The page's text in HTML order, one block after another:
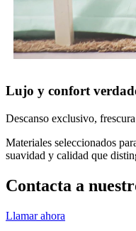
Lujo y confort
Descanso exclusivo,
Materiales seleccionados
suavidad y calidad que
Contacta a
Llamar ahora